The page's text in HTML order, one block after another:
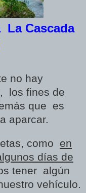
La Cascada
no hay
los fines de
que es
aparcar.
como en
días de
tener algún
vehículo.